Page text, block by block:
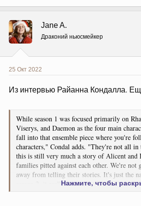
ц
и
и
:
Jane A.
Драконий ньюсмейкер
25 Окт 2022
Из интервью Райанна Кондалла.
While season 1 was focused primarily on
Viserys, and Daemon as the four main
fall into that ensemble piece where you're
characters," Condal adds. "They're not all in
this is still very much a story of Alicent and
families pitted against each other. We're not
away from telling their stories. It's just the
season 2, it really opens up the world in a
Нажмите, чтобы